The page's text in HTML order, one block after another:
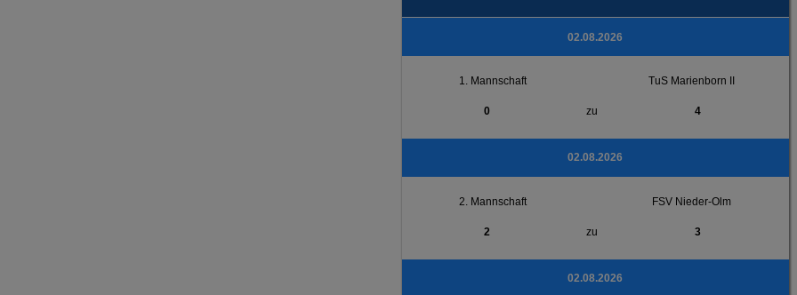
02.08.2026
1. Mannschaft TuS Marienborn II
0 zu 4
02.08.2026
2. Mannschaft FSV Nieder-Olm
2 zu 3
02.08.2026